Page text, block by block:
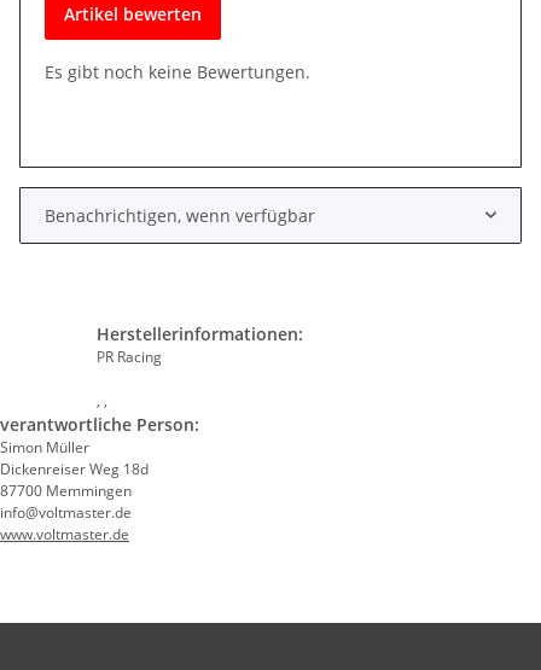
Artikel bewerten
Es gibt noch keine Bewertungen.
Benachrichtigen, wenn verfügbar
Herstellerinformationen:
PR Racing
, ,
verantwortliche Person:
Simon Müller
Dickenreiser Weg 18d
87700 Memmingen
info@voltmaster.de
www.voltmaster.de